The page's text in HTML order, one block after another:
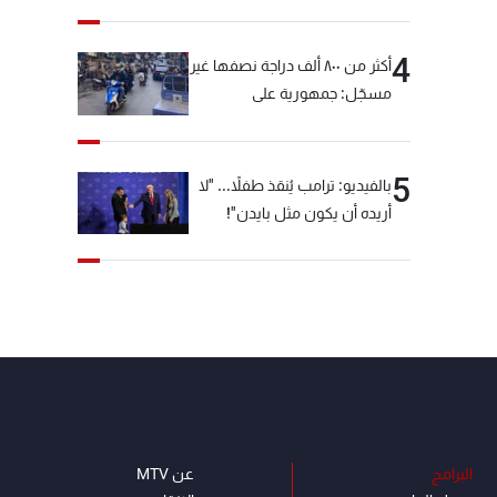
4
أكثر من ٨٠٠ ألف دراجة نصفها غير
مسجّل: جمهورية على
5بالفيديو: ترامب يُنقذ طفلاً... "لا
أريده أن يكون مثل بايدن"!
البرامج
عن MTV